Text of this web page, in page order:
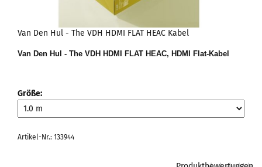
Van Den Hul - The VDH HDMI FLAT HEAC Kabel
Van Den Hul - The VDH HDMI FLAT HEAC, HDMI Flat-Kabel
Größe:
Artikel-Nr.: 133944